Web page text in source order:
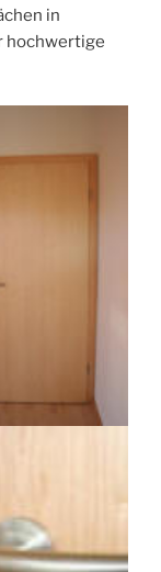
in
hochwertige